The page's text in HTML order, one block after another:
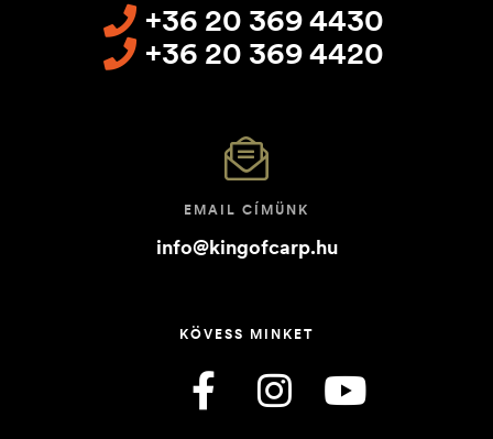
+36 20 369 4430
+36 20 369 4420
EMAIL CÍMÜNK
info@kingofcarp.hu
KÖVESS MINKET